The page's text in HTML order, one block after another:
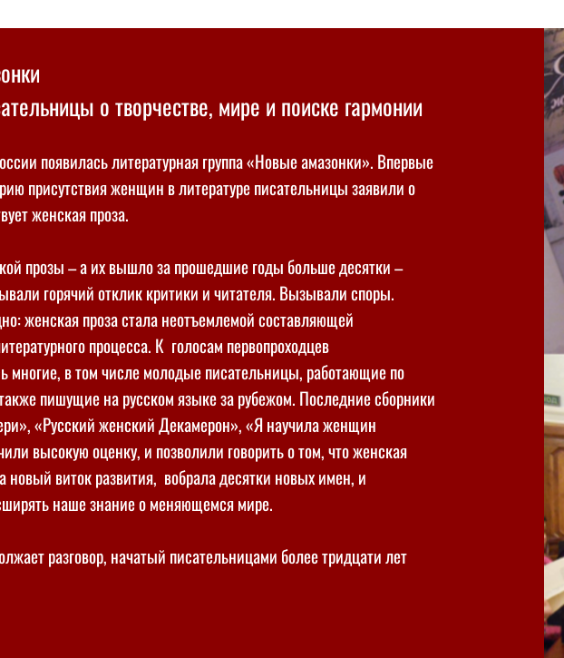
о творчестве, мире и поиске гармонии
появилась литературная группа «Новые амазонки». Впервые
присутствия женщин в литературе писательницы заявили о
женская проза.
прозы – а их вышло за прошедшие годы больше десятки –
горячий отклик критики и читателя. Вызывали споры.
женская проза стала неотъемлемой составляющей
процесса. К голосам первопроходцев
многие, в том числе молодые писательницы, работающие по
пишущие на русском языке за рубежом. Последние сборники
«Русский женский Декамерон», «Я научила женщин
высокую оценку, и позволили говорить о том, что женская
виток развития, вобрала десятки новых имен, и
наше знание о меняющемся мире.
разговор, начатый писательницами более тридцати лет